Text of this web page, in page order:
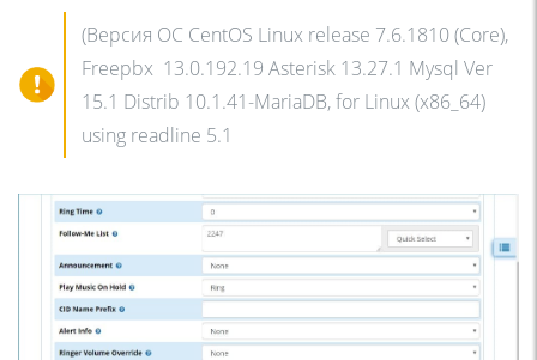
(Версия ОС CentOS Linux release 7.6.1810 (Core),
Freepbx 13.0.192.19 Asterisk 13.27.1 Mysql Ver
15.1 Distrib 10.1.41-MariaDB, for Linux (x86_64)
using readline 5.1